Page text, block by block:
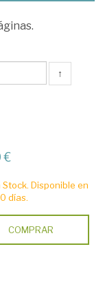
↑
€
Stock. Disponible en
días.
COMPRAR